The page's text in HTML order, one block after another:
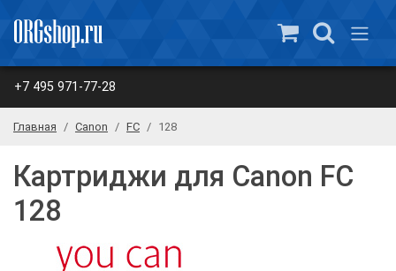
+7 495 971-77-28
Главная Canon FC 128
Картриджи для Canon FC
128